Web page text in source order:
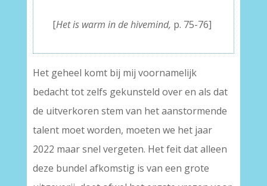
[Het is warm in de hivemind, p. 75-76]
Het geheel komt bij mij voornamelijk
bedacht tot zelfs gekunsteld over en als dat
de uitverkoren stem van het aanstormende
talent moet worden, moeten we het jaar
2022 maar snel vergeten. Het feit dat alleen
deze bundel afkomstig is van een grote